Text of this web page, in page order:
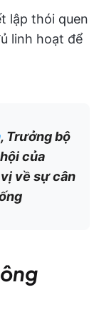
lập thói quen
linh hoạt để
, Trưởng bộ
của
về sự cân